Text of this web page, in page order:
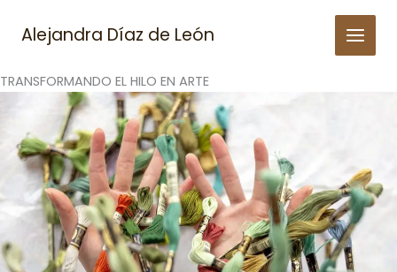
Alejandra Díaz de León
TRANSFORMANDO EL HILO EN ARTE